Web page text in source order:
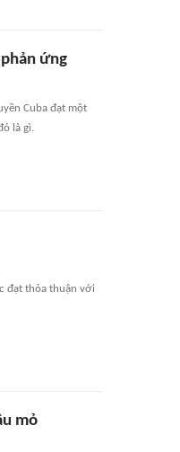
ứng
Cuba đạt một
là gì.
đạt thỏa thuận với
mỏ